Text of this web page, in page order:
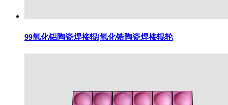
99氧化铝陶瓷焊接辊|氧化锆陶瓷焊接辊轮